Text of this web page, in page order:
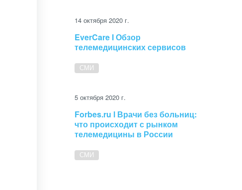
14 октября 2020 г.
EverCare I Обзор
телемедицинских сервисов
СМИ
5 октября 2020 г.
Forbes.ru l Врачи без больниц:
что происходит с рынком
телемедицины в России
СМИ